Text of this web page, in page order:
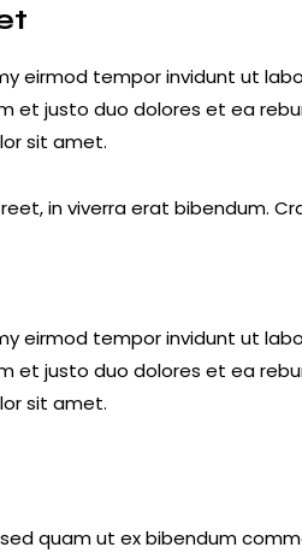
eirmod tempor invidunt ut
et justo duo dolores et ea
sit amet.
in viverra erat bibendum.
eirmod tempor invidunt ut
et justo duo dolores et ea
sit amet.
quam ut ex bibendum